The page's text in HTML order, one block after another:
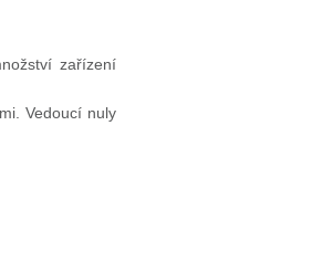
zařízení
Vedoucí nuly